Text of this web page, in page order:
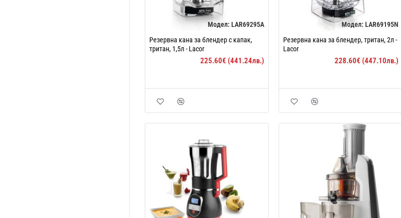
Модел: LAR69295A
Резервна кана за блендер с капак,
тритан, 1,5л - Lacor
225.60€ (441.24лв.)
Модел: LAR69195N
Резервна кана за блендер, тритан, 2л -
Lacor
228.60€ (447.10лв.)